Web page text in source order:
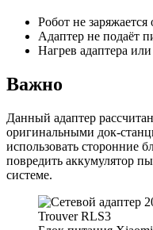
Робот не заряжается
Адаптер не подаёт
Нагрев адаптера
Важно
Данный адаптер
оригинальными
использовать сторонние
повредить аккумулятор
системе.